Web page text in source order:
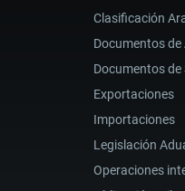
Clasificación
Documentos
Documentos de
Exportaciones
Importaciones
Legislación
Operaciones